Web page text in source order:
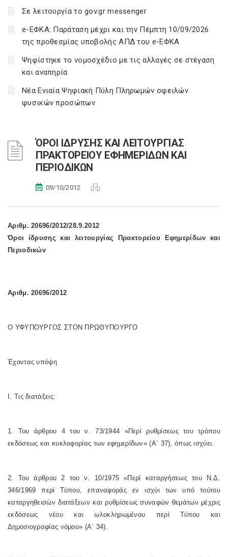
Σε λειτουργία το gov.gr messenger
e-ΕΦΚΑ: Παράταση μέχρι και την Πέμπτη 10/09/2026
της προθεσμίας υποβολής ΑΠΔ του e-ΕΦΚΑ
Ψηφίστηκε το νομοσχέδιο με τις αλλαγές σε στέγαση
και αναπηρία
Νέα Ενιαία Ψηφιακή Πύλη Πληρωμών οφειλών
φυσικών προσώπων
ΌΡΟΙ ΙΔΡΥΣΗΣ ΚΑΙ ΛΕΙΤΟΥΡΓΙΑΣ
ΠΡΑΚΤΟΡΕΙΟΥ ΕΦΗΜΕΡΙΔΩΝ ΚΑΙ
ΠΕΡΙΟΔΙΚΩΝ
09/10/2012
Αριθμ. 20696/2012/28.9.2012
Όροι ίδρυσης και λειτουργίας Πρακτορείου Εφημερίδων και
Περιοδικών
Αριθμ. 20696/2012
Ο ΥΦΥΠΟΥΡΓΟΣ ΣΤΟΝ ΠΡΩΘΥΠΟΥΡΓΟ
Έχοντας υπόψη
Ι. Τις διατάξεις:
1. Του άρθρου 4 του ν. 73/1944 «Περί ρυθμίσεως του τρόπου
εκδόσεως και κυκλοφορίας των εφημερίδων» (Α΄ 37), όπως ισχύει.
2. Του άρθρου 2 του ν. 10/1975 «Περί καταργήσεως του Ν.Δ.
346/1969 περί Τύπου, επαναφοράς εν ισχύι των υπό τούτου
καταργηθεισών διατάξεων και ρυθμίσεως συναφών θεμάτων μέχρις
εκδόσεως νέου και ωλοκληρωμένου περί Τύπου και
Δημοσιογραφίας νόμου» (Α΄ 34).